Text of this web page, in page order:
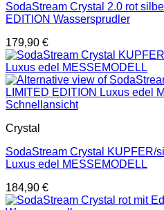
SodaStream Crystal 2.0 rot
EDITION Wassersprudler
179,90 €
Schnellansicht
Crystal
SodaStream Crystal KUPFER/
Luxus edel MESSEMODELL
184,90 €